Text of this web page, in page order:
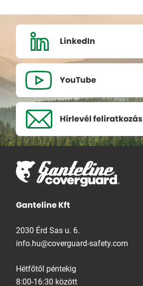
LinkedIn
YouTube
Hírlevél feliratkozás
Ganteline Kft
2030 Érd Sas u. 6.
info.hu@coverguard-safety.com
Hétfőtől péntekig
8:00-16:30 között